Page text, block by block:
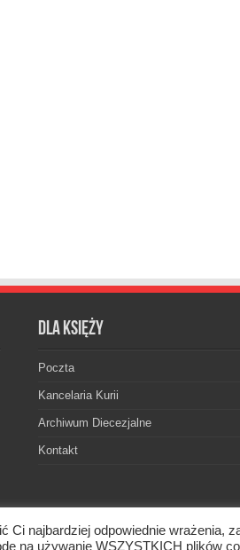
Dla księży
Poczta
Kancelaria Kurii
Archiwum Diecezjalne
Kontakt
© 2026. Wszelkie prawa zastrzeżone.
najbardziej odpowiednie wrażenia,
na używanie WSZYSTKICH plików